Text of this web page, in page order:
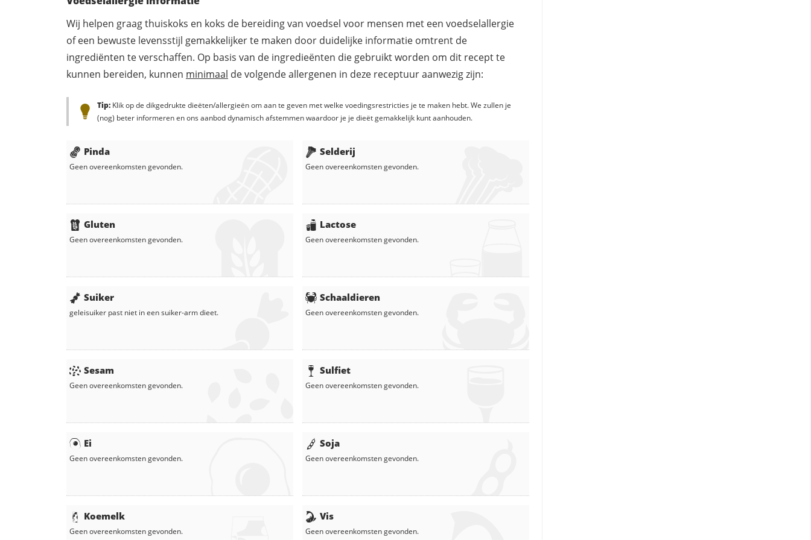
Wij helpen graag thuiskoks en koks de bereiding van voedsel voor mensen met een voedselallergie
of een bewuste levensstijl gemakkelijker te maken door duidelijke informatie omtrent de
ingrediënten te verschaffen. Op basis van de ingredieënten die gebruikt worden om dit recept te
kunnen bereiden, kunnen minimaal de volgende allergenen in deze receptuur aanwezig zijn:
Tip: Klik op de dikgedrukte dieëten/allergieën om aan te geven met welke voedingsrestricties je te maken hebt. We zullen je
(nog) beter informeren en ons aanbod dynamisch afstemmen waardoor je je dieët gemakkelijk kunt aanhouden.
Pinda
Geen overeenkomsten gevonden.
Gluten
Geen overeenkomsten gevonden.
Suiker
geleisuiker past niet in een suiker-arm dieet.
Sesam
Geen overeenkomsten gevonden.
Ei
Geen overeenkomsten gevonden.
Koemelk
Geen overeenkomsten gevonden.
Selderij
Geen overeenkomsten gevonden.
Lactose
Geen overeenkomsten gevonden.
Schaaldieren
Geen overeenkomsten gevonden.
Sulfiet
Geen overeenkomsten gevonden.
Soja
Geen overeenkomsten gevonden.
Vis
Geen overeenkomsten gevonden.